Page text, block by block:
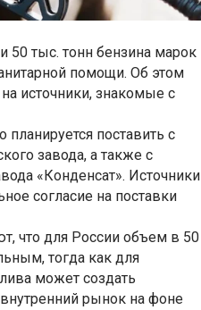
50 тыс. тонн бензина марок
помощи. Об этом
источники, знакомые с
поставить с
завода, а также с
«Конденсат». Источники
согласие на поставки
что для России объем в 50
тогда как для
может создать
рынок на фоне